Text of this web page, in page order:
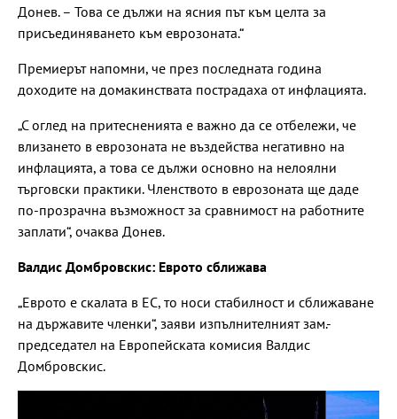
Донев. – Това се дължи на ясния път към целта за
присъединяването към еврозоната.“
Премиерът напомни, че през последната година
доходите на домакинствата пострадаха от инфлацията.
„С оглед на притесненията е важно да се отбележи, че
влизането в еврозоната не въздейства негативно на
инфлацията, а това се дължи основно на нелоялни
търговски практики. Членството в еврозоната ще даде
по-прозрачна възможност за сравнимост на работните
заплати“, очаква Донев.
Валдис Домбровскис: Еврото сближава
„Еврото е скалата в ЕС, то носи стабилност и сближаване
на държавите членки“, заяви изпълнителният зам.-
председател на Европейската комисия Валдис
Домбровскис.